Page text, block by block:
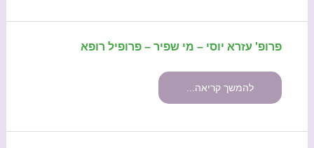
פרופ' עזרא יוסי – מי שפיר – פרופיל רופא
פרופ'
יוסי
–
להמשך קריאה...